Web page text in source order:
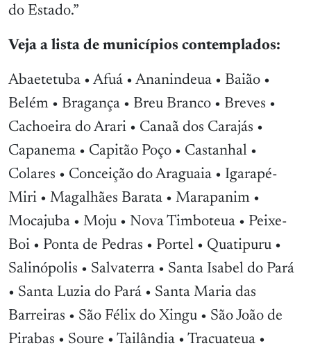
do Estado.”
Veja a lista de municípios contemplados:
Abaetetuba • Afuá • Ananindeua • Baião •
Belém • Bragança • Breu Branco • Breves •
Cachoeira do Arari • Canaã dos Carajás •
Capanema • Capitão Poço • Castanhal •
Colares • Conceição do Araguaia • Igarapé-
Miri • Magalhães Barata • Marapanim •
Mocajuba • Moju • Nova Timboteua • Peixe-
Boi • Ponta de Pedras • Portel • Quatipuru •
Salinópolis • Salvaterra • Santa Isabel do Pará
• Santa Luzia do Pará • Santa Maria das
Barreiras • São Félix do Xingu • São João de
Pirabas • Soure • Tailândia • Tracuateua •